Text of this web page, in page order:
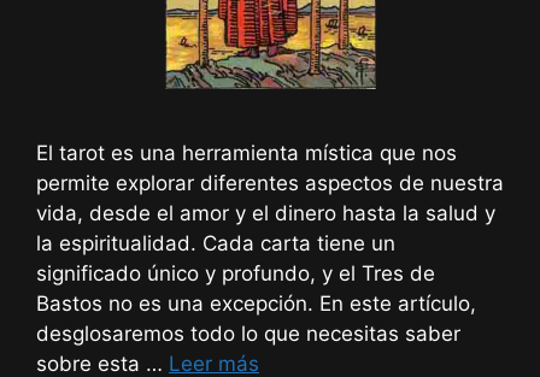
El tarot es una herramienta mística que nos
permite explorar diferentes aspectos de nuestra
vida, desde el amor y el dinero hasta la salud y
la espiritualidad. Cada carta tiene un
significado único y profundo, y el Tres de
Bastos no es una excepción. En este artículo,
desglosaremos todo lo que necesitas saber
sobre esta … Leer más